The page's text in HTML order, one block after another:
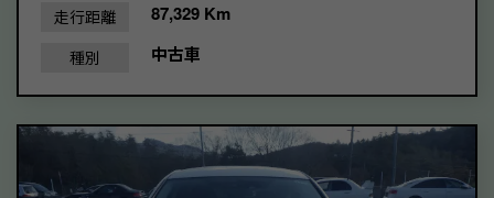
走行距離 87,329 Km
種別 中古車